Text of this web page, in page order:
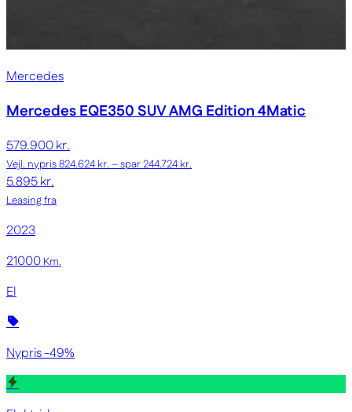
Mercedes
Mercedes EQE350 SUVAMG Edition 4Matic
579.900 kr.
Vejl. nypris 824.624 kr. – spar 244.724 kr.
5.895 kr.
Leasing fra
2023
21000 Km.
El
Nypris -49%